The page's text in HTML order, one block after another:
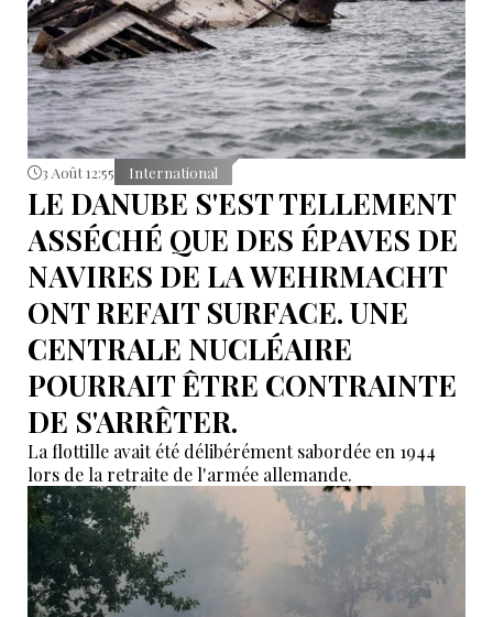
3 Août 12:55 International
LE DANUBE S'EST TELLEMENT
ASSÉCHÉ QUE DES ÉPAVES DE
NAVIRES DE LA WEHRMACHT
ONT REFAIT SURFACE. UNE
CENTRALE NUCLÉAIRE
POURRAIT ÊTRE CONTRAINTE
DE S'ARRÊTER.
La flottille avait été délibérément sabordée en 1944
lors de la retraite de l'armée allemande.